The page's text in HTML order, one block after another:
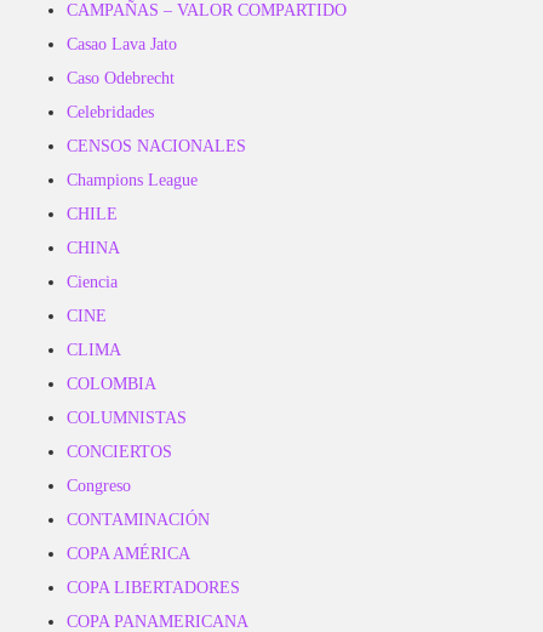
CAMPAÑAS – VALOR COMPARTIDO
Casao Lava Jato
Caso Odebrecht
Celebridades
CENSOS NACIONALES
Champions League
CHILE
CHINA
Ciencia
CINE
CLIMA
COLOMBIA
COLUMNISTAS
CONCIERTOS
Congreso
CONTAMINACIÓN
COPA AMÉRICA
COPA LIBERTADORES
COPA PANAMERICANA